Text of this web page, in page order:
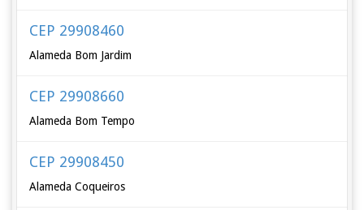
CEP 29908460
Alameda Bom Jardim
CEP 29908660
Alameda Bom Tempo
CEP 29908450
Alameda Coqueiros